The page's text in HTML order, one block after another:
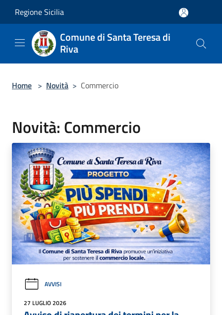
Regione Sicilia
Comune di Santa Teresa di
Riva
Home > Novità > Commercio
Novità: Commercio
AVVISI
27 LUGLIO 2026